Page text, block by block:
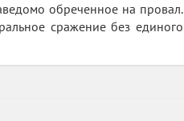
обреченное на провал.
сражение без единого